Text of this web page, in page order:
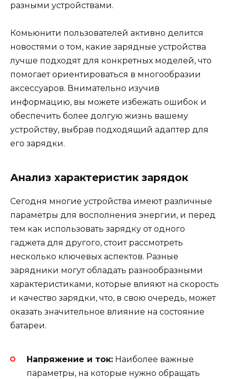
разными устройствами.
Комьюнити пользователей активно делится
новостями о том, какие зарядные устройства
лучше подходят для конкретных моделей, что
помогает ориентироваться в многообразии
аксессуаров. Внимательно изучив
информацию, вы можете избежать ошибок и
обеспечить более долгую жизнь вашему
устройству, выбрав подходящий адаптер для
его зарядки.
Анализ характеристик зарядок
Сегодня многие устройства имеют различные
параметры для восполнения энергии, и перед
тем как использовать зарядку от одного
гаджета для другого, стоит рассмотреть
несколько ключевых аспектов. Разные
зарядники могут обладать разнообразными
характеристиками, которые влияют на скорость
и качество зарядки, что, в свою очередь, может
оказать значительное влияние на состояние
батареи.
Напряжение и ток: Наиболее важные
параметры, на которые нужно обращать